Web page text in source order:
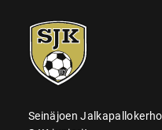
SJK-
juniorit
Seinäjoen